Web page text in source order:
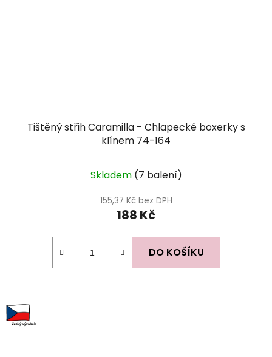
Tištěný střih Caramilla - Chlapecké boxerky s
klínem 74-164
Skladem (7 balení)
155,37 Kč bez DPH
188 Kč
DO KOŠÍKU